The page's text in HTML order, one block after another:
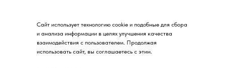
Сайт использует технологию cookie и подобные для сбора
и анализа информации в целях улучшения качества
взаимодействия с пользователем. Продолжая
использовать сайт, вы соглашаетесь с этим.